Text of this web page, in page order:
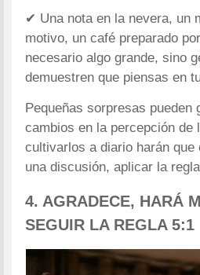
✔ Una nota en la nevera, un
motivo, un café preparado
necesario algo grande, sino
demuestren que piensas en
Pequeñas sorpresas pueden
cambios en la percepción de
cultivarlos a diario harán que
una discusión, aplicar la
4. AGRADECE, HARÁ
SEGUIR LA REGLA 5:1